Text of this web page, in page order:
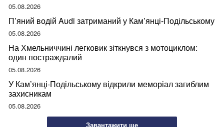
05.08.2026
П’яний водій Audi затриманий у Кам’янці-Подільському
05.08.2026
На Хмельниччині легковик зіткнувся з мотоциклом:
один постраждалий
05.08.2026
У Кам’янці-Подільському відкрили меморіал загиблим
захисникам
05.08.2026
Завантажити ще